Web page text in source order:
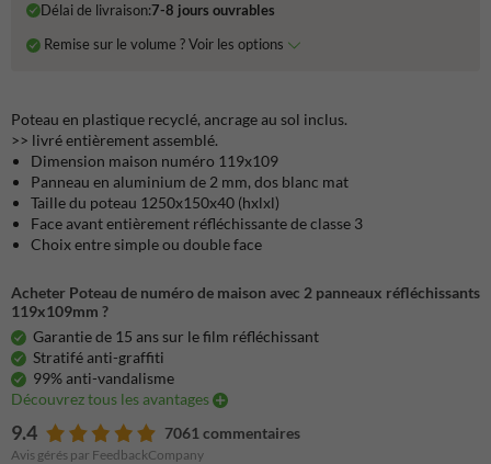
Délai de livraison:7-8 jours ouvrables
Remise sur le volume ? Voir les options
Poteau en plastique recyclé, ancrage au sol inclus.
>> livré entièrement assemblé.
Dimension maison numéro 119x109
Panneau en aluminium de 2 mm, dos blanc mat
Taille du poteau 1250x150x40 (hxlxl)
Face avant entièrement réfléchissante de classe 3
Choix entre simple ou double face
Acheter Poteau de numéro de maison avec 2 panneaux réfléchissants
119x109mm ?
Garantie de 15 ans sur le film réfléchissant
Stratifé anti-graffiti
99% anti-vandalisme
Découvrez tous les avantages
9.4 7061 commentaires
Avis gérés par FeedbackCompany